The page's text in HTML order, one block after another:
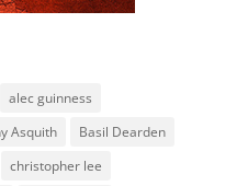
alec guinness
Asquith
Basil Dearden
christopher lee